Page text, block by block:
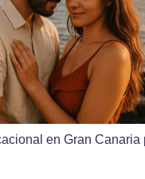
en Gran Canaria